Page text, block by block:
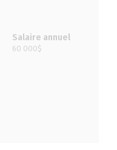
Salaire annuel
60 000$